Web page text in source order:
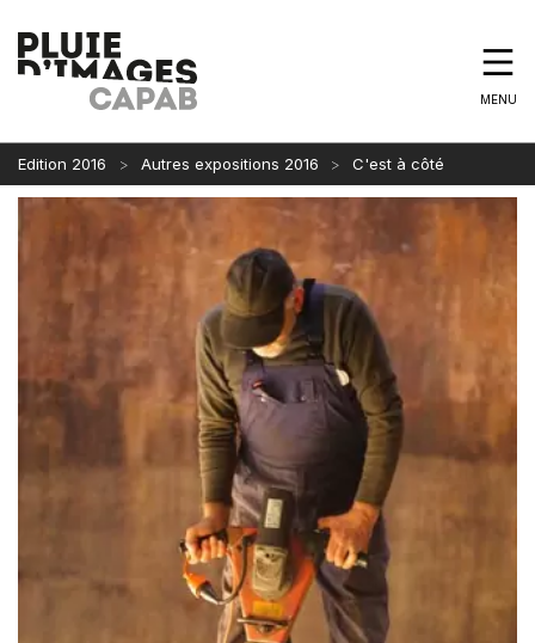
MENU
Edition 2016 Autres expositions 2016 C'est à côté